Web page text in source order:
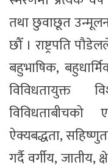
तथा छुवाछूत
छौँ । राष्ट्रपति
बहुभाषिक,
विविधतायुक्त
ऐक्यबद्धता,
गर्दै वर्गीय, जातीय,